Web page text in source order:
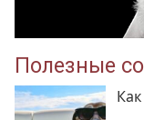
Полезные